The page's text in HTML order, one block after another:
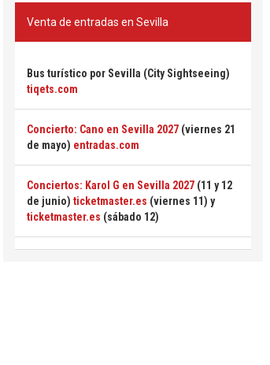
Venta de entradas en Sevilla
Bus turístico por Sevilla (City Sightseeing)
tiqets.com
Concierto: Cano en Sevilla 2027 (viernes 21
de mayo) entradas.com
Conciertos: Karol G en Sevilla 2027 (11 y 12
de junio) ticketmaster.es (viernes 11) y
ticketmaster.es (sábado 12)